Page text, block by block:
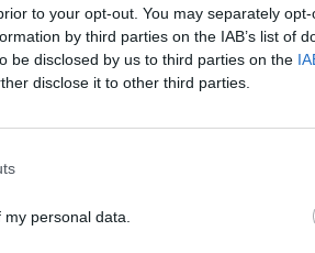
to your opt-out. You may separately
by third parties on the IAB’s list of
be disclosed by us to third parties on the
disclose it to other third parties.
personal data.
kulturminne